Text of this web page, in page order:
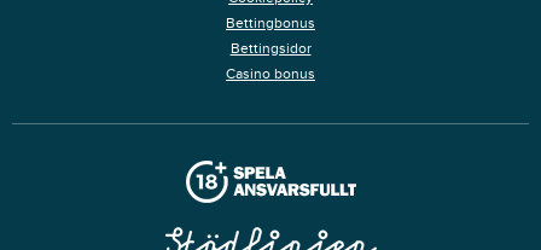
Bettingbonus
Bettingsidor
Casino bonus